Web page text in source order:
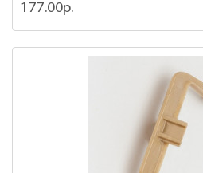
177.00р.